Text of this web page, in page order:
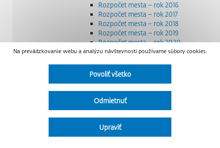
Rozpočet mesta – rok 2016
Rozpočet mesta – rok 2017
Rozpočet mesta – rok 2018
Rozpočet mesta – rok 2019
Rozpočet mesta – rok 2020
Rozpočet mesta – rok 2021
Rozpočet mesta – rok 2023
Rozpočet mesta – rok 2024
Rozpočet mesta – rok 2026
Strategické dokumenty
Transparentnosť a výdavky na štátnu reklamu
Úradná tabuľa
Na prevádzkovanie webu a analýzu návštevnosti používame súbory cookies.
Povoliť všetko
Odmietnuť
Upraviť